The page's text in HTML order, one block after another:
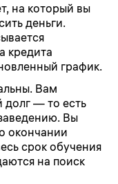
на который вы
деньги.
кредита
график.
Вам
долг — то есть
Вы
окончании
срок обучения
на поиск